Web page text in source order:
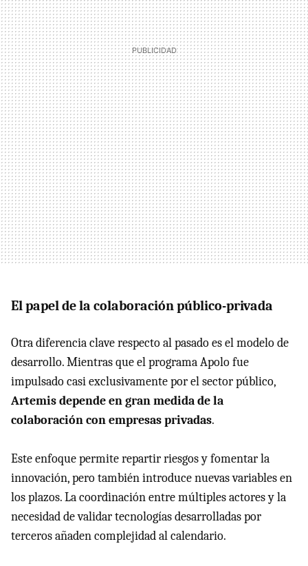
El papel de la colaboración público-privada
Otra diferencia clave respecto al pasado es el modelo de
desarrollo. Mientras que el programa Apolo fue
impulsado casi exclusivamente por el sector público,
Artemis depende en gran medida de la
colaboración con empresas privadas.
Este enfoque permite repartir riesgos y fomentar la
innovación, pero también introduce nuevas variables en
los plazos. La coordinación entre múltiples actores y la
necesidad de validar tecnologías desarrolladas por
terceros añaden complejidad al calendario.